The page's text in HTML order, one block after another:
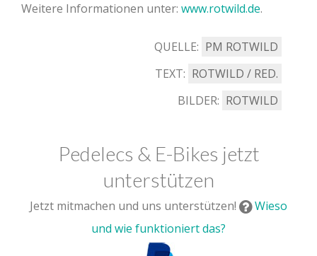
Weitere Informationen unter: www.rotwild.de.
QUELLE: PM ROTWILD
TEXT: ROTWILD / RED.
BILDER: ROTWILD
Pedelecs & E-Bikes jetzt
unterstützen
Jetzt mitmachen und uns unterstützen!
Wieso
und wie funktioniert das?